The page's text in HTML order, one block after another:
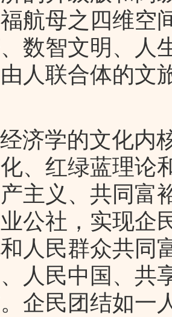
航母之四维空
数智文明、人
人联合体的文
济学的文化内
、红绿蓝理论
主义、共同富
公社，实现企
人民群众共同
人民中国、共
企民团结如一